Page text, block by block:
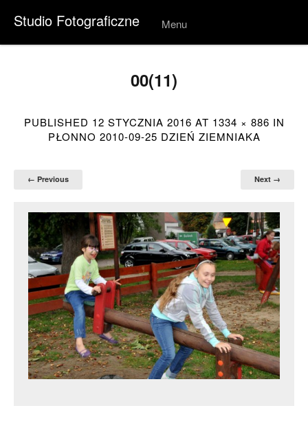
Studio Fotograficzne Menu
Skip to
00(11)
PUBLISHED 12 STYCZNIA 2016 AT 1334 × 886 IN
PŁONNO 2010-09-25 DZIEŃ ZIEMNIAKA
← Previous Next →